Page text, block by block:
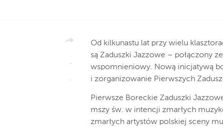
Od kilkunastu lat przy wielu
są Zaduszki Jazzowe – połączony
wspomnieniowy. Nową inicjatywą
i zorganizowanie Pierwszych
Pierwsze Boreckie Zaduszki
mszy św. w intencji zmarłych
zmarłych artystów polskiej sceny